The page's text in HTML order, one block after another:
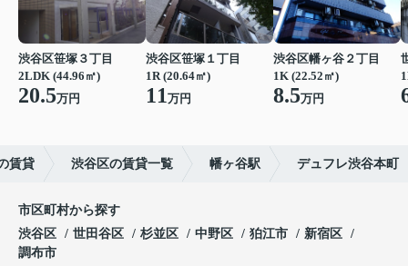
渋谷区笹塚３丁目
2LDK (44.96㎡)
20.5万円
渋谷区笹塚１丁目
1R (20.64㎡)
11万円
渋谷区幡ヶ谷２丁目
1K (22.52㎡)
8.5万円
賃貸 渋谷区の賃貸一覧 幡ヶ谷駅 デュフレ渋谷本町
市区町村から探す
渋谷区
世田谷区 杉並区 中野区 狛江市
新宿区
調布市